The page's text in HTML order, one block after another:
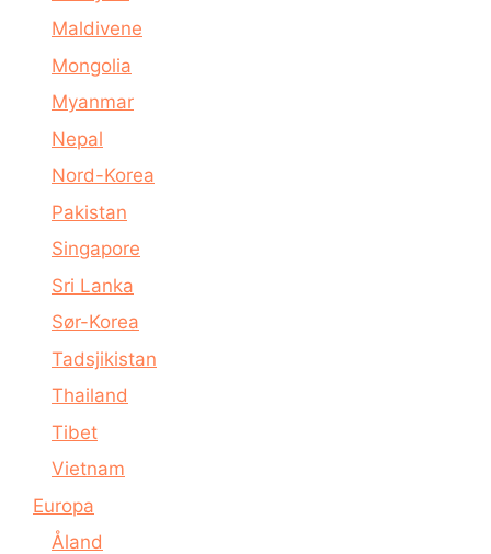
Maldivene
Mongolia
Myanmar
Nepal
Nord-Korea
Pakistan
Singapore
Sri Lanka
Sør-Korea
Tadsjikistan
Thailand
Tibet
Vietnam
Europa
Åland